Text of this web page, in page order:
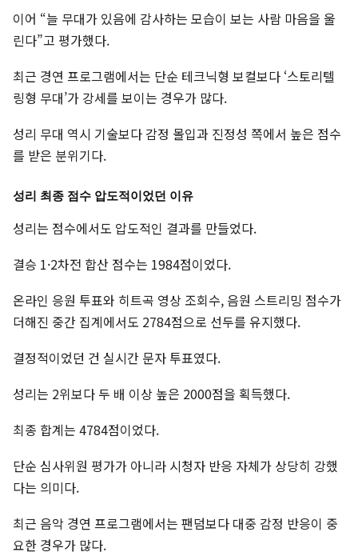
이어 “늘 무대가 있음에 감사하는 모습이 보는 사람 마음을 울
린다”고 평가했다.
최근 경연 프로그램에서는 단순 테크닉형 보컬보다 ‘스토리텔
링형 무대’가 강세를 보이는 경우가 많다.
성리 무대 역시 기술보다 감정 몰입과 진정성 쪽에서 높은 점수
를 받은 분위기다.
성리 최종 점수 압도적이었던 이유
성리는 점수에서도 압도적인 결과를 만들었다.
결승 1·2차전 합산 점수는 1984점이었다.
온라인 응원 투표와 히트곡 영상 조회수, 음원 스트리밍 점수가
더해진 중간 집계에서도 2784점으로 선두를 유지했다.
결정적이었던 건 실시간 문자 투표였다.
성리는 2위보다 두 배 이상 높은 2000점을 획득했다.
최종 합계는 4784점이었다.
단순 심사위원 평가가 아니라 시청자 반응 자체가 상당히 강했
다는 의미다.
최근 음악 경연 프로그램에서는 팬덤보다 대중 감정 반응이 중
요한 경우가 많다.